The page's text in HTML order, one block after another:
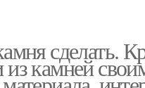
сделать.
из камней